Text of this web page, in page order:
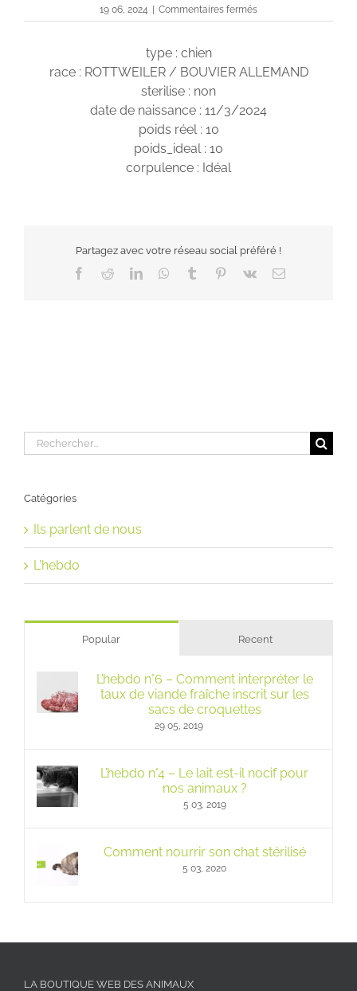
19 06, 2024 Commentaires ferméssur
Wendy
type : chien
race : ROTTWEILER / BOUVIER ALLEMAND
sterilise : non
date de naissance : 11/3/2024
poids réel : 10
poids_ideal : 10
corpulence : Idéal
Partagez avec votre réseau social préféré !
Facebook
RedditLinkedInWhatsApp
Tumblr Pinterest
Vk Email
Rechercher:
Catégories
Ils parlent de nous
L'hebdo
Popular Recent
L’hebdo n°6 – Comment interpréter le
taux de viande fraîche inscrit sur les
sacs de croquettes
29 05, 2019
L’hebdo n°4 – Le lait est-il nocif pour
nos animaux ?
5 03, 2019
Comment nourrir son chat stérilisé
5 03, 2020
LA BOUTIQUE WEB DES ANIMAUX